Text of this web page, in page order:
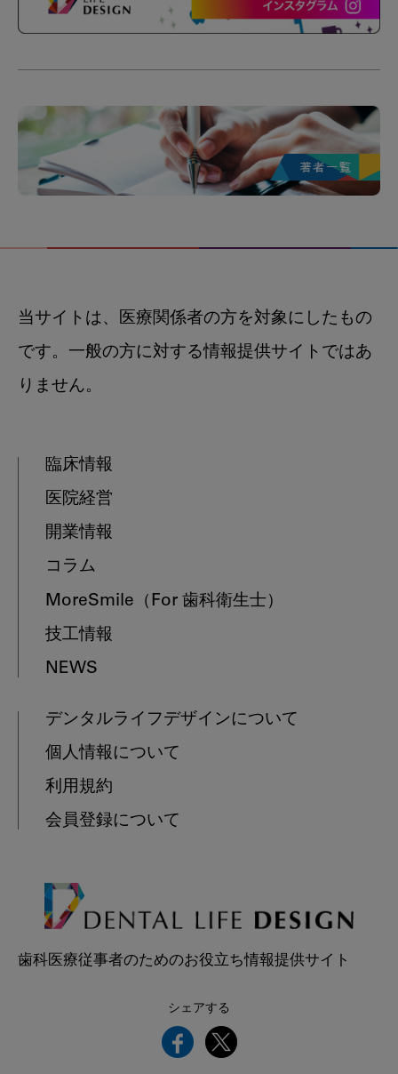
当サイトは、医療関係者の方を対象にしたもの
です。一般の方に対する情報提供サイトではあ
りません。
臨床情報
医院経営
開業情報
コラム
MoreSmile （For 歯科衛生士）
技工情報
NEWS
デンタルライフデザインについて
個人情報について
利用規約
会員登録について
歯科医療従事者のためのお役立ち情報提供サイト
シェアする